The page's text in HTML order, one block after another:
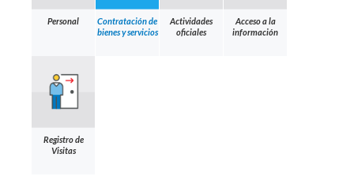
Personal
Contratación de
bienes y servicios
Actividades
oficiales
Acceso a la
información
Registro de
Visitas